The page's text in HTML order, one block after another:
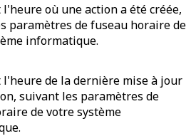
l'heure où une action a été créée,
paramètres de fuseau horaire de
informatique.
l'heure de la dernière mise à jour
suivant les paramètres de
de votre système